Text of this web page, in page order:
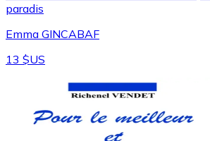
paradis
Emma GINCABAF
13 $US